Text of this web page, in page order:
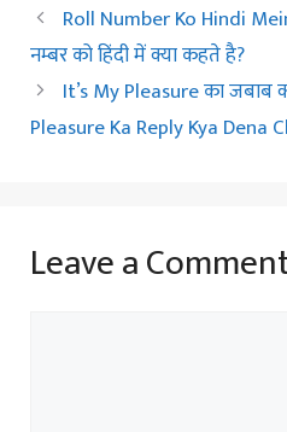
Roll Number Ko Hindi
नम्बर को हिंदी में क्या कहते है?
It’s My Pleasure का जबाब
Pleasure Ka Reply Kya Dena
Leave a